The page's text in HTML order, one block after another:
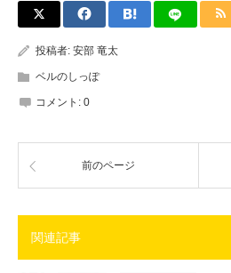
投稿者: 安部 竜太
ベルのしっぽ
コメント: 0
前のページ
関連記事